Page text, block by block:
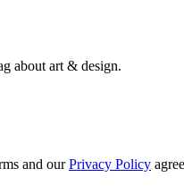
about art & design.
and ourPrivacy Policy